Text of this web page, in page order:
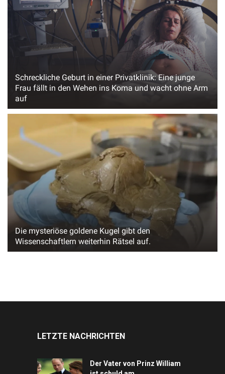
Schreckliche Geburt in einer Privatklinik: Eine junge
Frau fällt in den Wehen ins Koma und wacht ohne Arm
auf
Die mysteriöse goldene Kugel gibt den
Wissenschaftlern weiterhin Rätsel auf.
LETZTE NACHRICHTEN
Der Vater von Prinz William